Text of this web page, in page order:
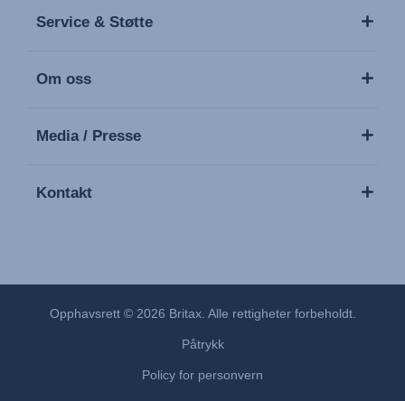
Service & Støtte
Om oss
Media / Presse
Kontakt
Opphavsrett © 2026 Britax. Alle rettigheter forbeholdt.
Påtrykk
Policy for personvern